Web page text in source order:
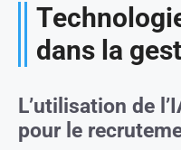
dans la
L’utilisation de
pour le